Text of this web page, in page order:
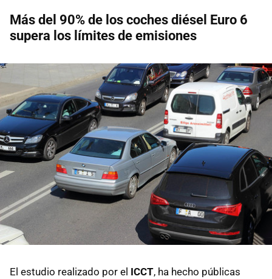
Más del 90% de los coches diésel Euro 6
supera los límites de emisiones
El estudio realizado por el ICCT, ha hecho públicas